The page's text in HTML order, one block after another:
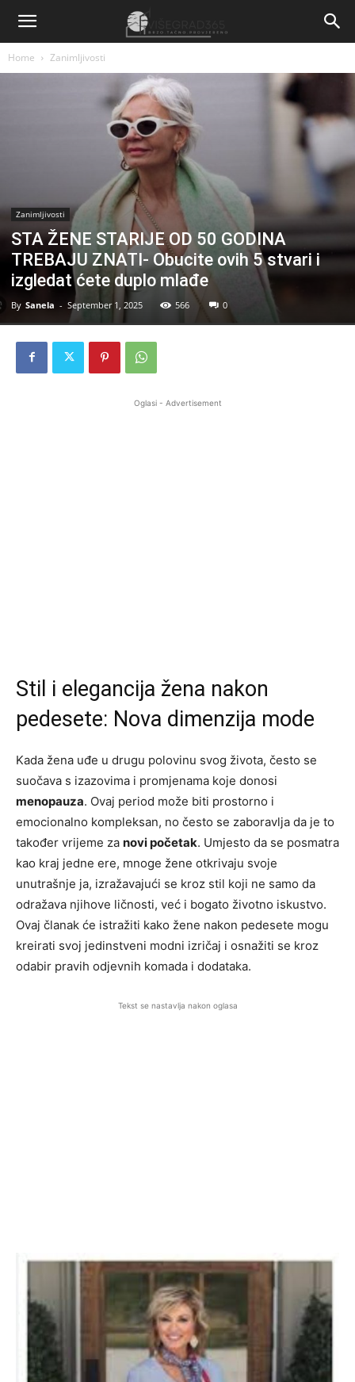
Home Zanimljivosti
Zanimljivosti
STA ŽENE STARIJE OD 50 GODINA
TREBAJU ZNATI- Obucite ovih 5 stvari i
izgledat ćete duplo mlađe
By Sanela - September 1, 2025 566 0
Oglasi - Advertisement
Stil i elegancija žena nakon
pedesete: Nova dimenzija mode
Kada žena uđe u drugu polovinu svog života, često se
suočava s izazovima i promjenama koje donosi
menopauza. Ovaj period može biti prostorno i
emocionalno kompleksan, no često se zaboravlja da je to
također vrijeme za novi početak. Umjesto da se posmatra
kao kraj jedne ere, mnoge žene otkrivaju svoje
unutrašnje ja, izražavajući se kroz stil koji ne samo da
odražava njihove ličnosti, već i bogato životno iskustvo.
Ovaj članak će istražiti kako žene nakon pedesete mogu
kreirati svoj jedinstveni modni izričaj i osnažiti se kroz
odabir pravih odjevnih komada i dodataka.
Tekst se nastavlja nakon oglasa